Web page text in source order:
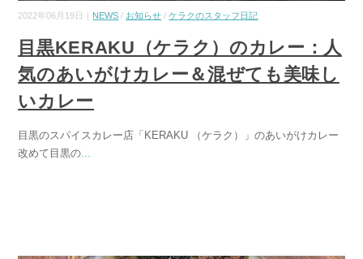
2022年06月19日｜ NEWS / お知らせ /ケラクのスタッフ日記
目黒KERAKU（ケラク）のカレー：人
気のあいがけカレー＆混ぜても美味し
いカレー
目黒のスパイスカレー店「KERAKU （ケラク）」のあいがけカレー
改めて目黒の